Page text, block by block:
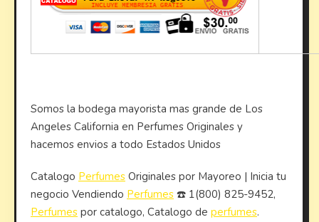
Somos la bodega mayorista mas grande de Los
Angeles California en Perfumes Originales y
hacemos envios a todo Estados Unidos
Catalogo Perfumes Originales por Mayoreo | Inicia tu
negocio Vendiendo Perfumes ☎️ 1(800) 825-9452,
Perfumes por catalogo, Catalogo de perfumes.